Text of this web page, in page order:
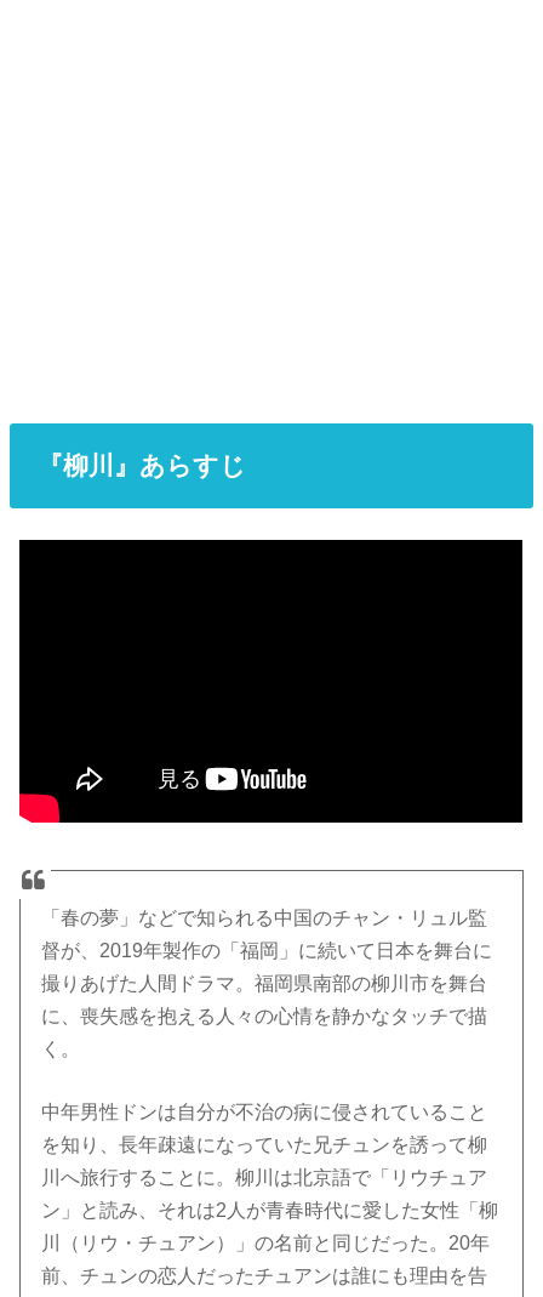
『柳川』あらすじ
「春の夢」などで知られる中国のチャン・リュル監
督が、2019年製作の「福岡」に続いて日本を舞台に
撮りあげた人間ドラマ。福岡県南部の柳川市を舞台
に、喪失感を抱える人々の心情を静かなタッチで描
く。
中年男性ドンは自分が不治の病に侵されていること
を知り、長年疎遠になっていた兄チュンを誘って柳
川へ旅行することに。柳川は北京語で「リウチュア
ン」と読み、それは2人が青春時代に愛した女性「柳
川（リウ・チュアン）」の名前と同じだった。20年
前、チュンの恋人だったチュアンは誰にも理由を告